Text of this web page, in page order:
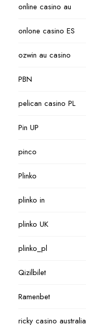
online casino au
onlone casino ES
ozwin au casino
PBN
pelican casino PL
Pin UP
pinco
Plinko
plinko in
plinko UK
plinko_pl
Qizilbilet
Ramenbet
ricky casino australia